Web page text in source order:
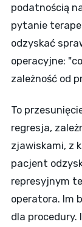
podatnością
pytanie
odzyskać
operacyjne:
zależność od
To
regresja,
zjawiskami, z
pacjent
represyjnym
operatora. Im
dla procedury.